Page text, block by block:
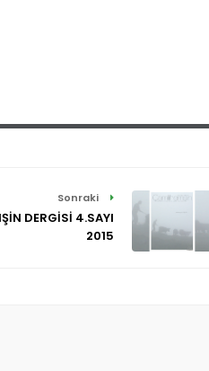
Sonraki
DERGİSİ 4.SAYI
2015